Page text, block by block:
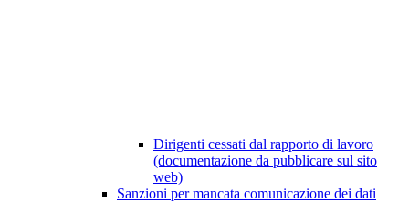
Dirigenti cessati dal rapporto di lavoro
(documentazione da pubblicare sul sito
web)
Sanzioni per mancata comunicazione dei dati